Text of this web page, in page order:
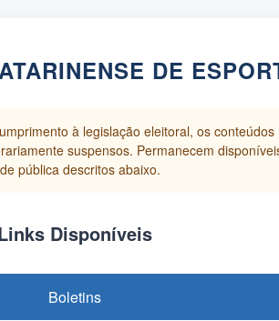
DE
à legislação eleitoral, os conteúdos
suspensos. Permanecem
pública descritos abaixo.
Disponíveis
Boletins